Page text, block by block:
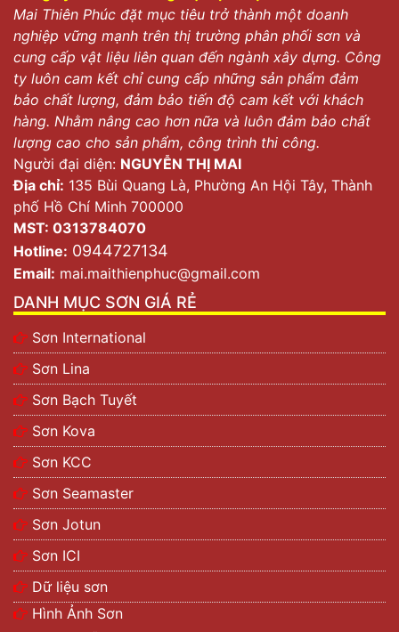
Mai Thiên Phúc đặt mục tiêu trở thành một doanh
nghiệp vững mạnh trên thị trường phân phối sơn và
cung cấp vật liệu liên quan đến ngành xây dựng. Công
ty luôn cam kết chỉ cung cấp những sản phẩm đảm
bảo chất lượng, đảm bảo tiến độ cam kết với khách
hàng. Nhằm nâng cao hơn nữa và luôn đảm bảo chất
lượng cao cho sản phẩm, công trình thi công.
Người đại diện: NGUYỄN THỊ MAI
Địa chỉ: 135 Bùi Quang Là, Phường An Hội Tây, Thành
phố Hồ Chí Minh 700000
MST: 0313784070
Hotline: 0944727134
Email: mai.maithienphuc@gmail.com
DANH MỤC SƠN GIÁ RẺ
Sơn International
Sơn Lina
Sơn Bạch Tuyết
Sơn Kova
Sơn KCC
Sơn Seamaster
Sơn Jotun
Sơn ICI
Dữ liệu sơn
Hình Ảnh Sơn